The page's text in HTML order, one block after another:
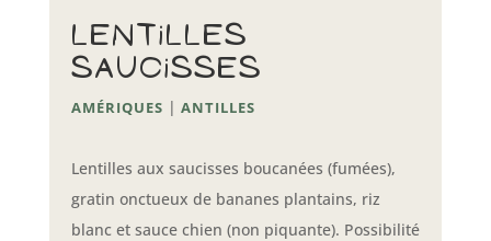
lentilles
saucisses
AMÉRIQUES | ANTILLES
Lentilles aux saucisses boucanées (fumées),
gratin onctueux de bananes plantains, riz
blanc et sauce chien (non piquante). Possibilité